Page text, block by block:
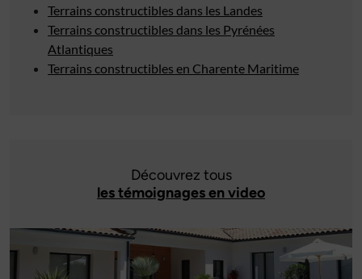
Terrains constructibles dans les Landes
Terrains constructibles dans les Pyrénées
Atlantiques
Terrains constructibles en Charente Maritime
Découvrez tous
les témoignages en video